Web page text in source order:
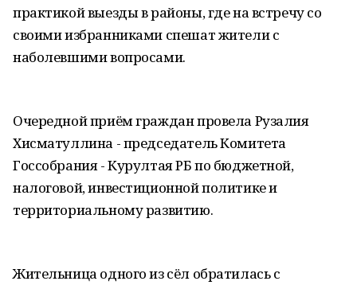
практикой выезды в районы, где на встречу со
своими избранниками спешат жители с
наболевшими вопросами.
Очередной приём граждан провела Рузалия
Хисматуллина - председатель Комитета
Госсобрания - Курултая РБ по бюджетной,
налоговой, инвестиционной политике и
территориальному развитию.
Жительница одного из сёл обратилась с